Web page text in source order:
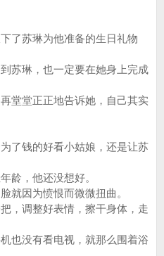
苏琳为他准备的生日礼物
琳，也一定要在她身上完成
堂正正地告诉她，自己其实
钱的好看小姑娘，还是让苏
龄，他还没想好。
因为愤恨而微微扭曲。
调整好表情，擦干身体，走
没有看电视，就那么围着浴